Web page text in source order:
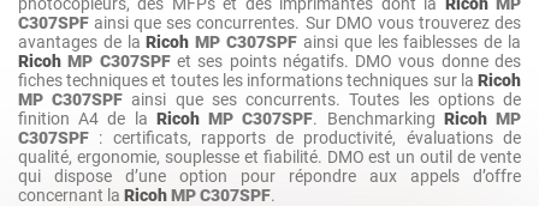
C307SPF ainsi que ses concurrentes. Sur DMO vous trouverez des
avantages de laRicoh MP C307SPF ainsi que les faiblesses de la
Ricoh MP C307SPFet ses points négatifs. DMO vous donne des
fiches techniques et toutes les informations techniques sur la Ricoh
MP C307SPF ainsi que ses concurrents. Toutes les options de
finition A4 de la Ricoh MP C307SPF. Benchmarking Ricoh MP
C307SPF : certificats, rapports de productivité, évaluations de
qualité, ergonomie, souplesse et fiabilité. DMO est un outil de vente
qui dispose d’une option pour répondre aux appels d’offre
concernant la RicohMP C307SPF.